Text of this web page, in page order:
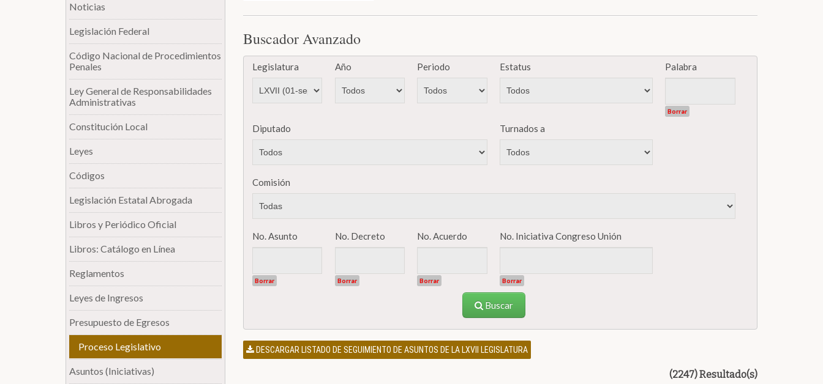
Noticias
Legislación Federal
Código Nacional de Procedimientos
Penales
Ley General de Responsabilidades
Administrativas
Constitución Local
Leyes
Códigos
Legislación Estatal Abrogada
Libros y Periódico Oficial
Libros: Catálogo en Línea
Reglamentos
Leyes de Ingresos
Presupuesto de Egresos
Proceso Legislativo
Asuntos (Iniciativas)
Buscador Avanzado
Legislatura Año Periodo Estatus Palabra
Borrar
Diputado Turnados a
Comisión
No. Asunto
Borrar
No. Decreto
Borrar
No. Acuerdo
Borrar
No. Iniciativa Congreso Unión
Borrar
Buscar
DESCARGAR LISTADO DE SEGUIMIENTO DE ASUNTOS DE LA LXVII LEGISLATURA
(2247) Resultado(s)